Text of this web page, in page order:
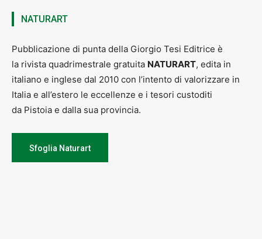
NATURART
Pubblicazione di punta della Giorgio Tesi Editrice è
la rivista quadrimestrale gratuita NATURART, edita in
italiano e inglese dal 2010 con l’intento di valorizzare in
Italia e all’estero le eccellenze e i tesori custoditi
da Pistoia e dalla sua provincia.
Sfoglia Naturart